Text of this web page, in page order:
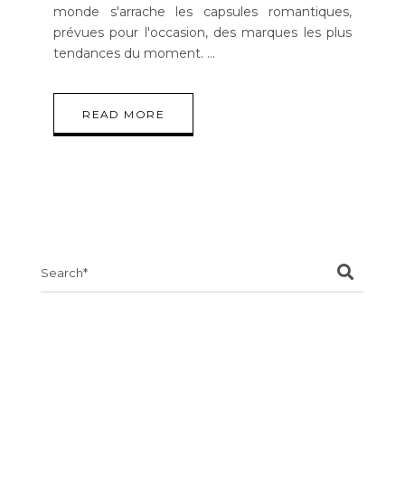
monde s'arrache les capsules romantiques,
prévues pour l'occasion, des marques les plus
tendances du moment.
READ MORE